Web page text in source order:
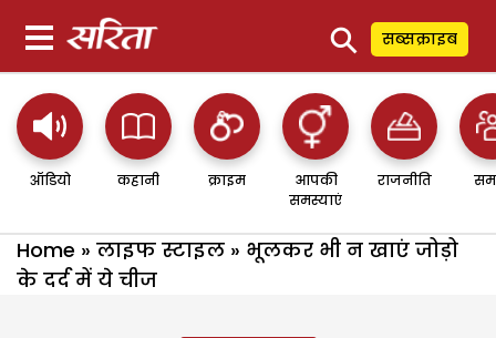
⚲ सब्सक्राइब
ऑडियो कहानी क्राइम
आपकी
समस्याएं
राजनीति
Home » लाइफ स्टाइल » भूलकर भी न खाएं जोड़ो
के दर्द में ये चीज